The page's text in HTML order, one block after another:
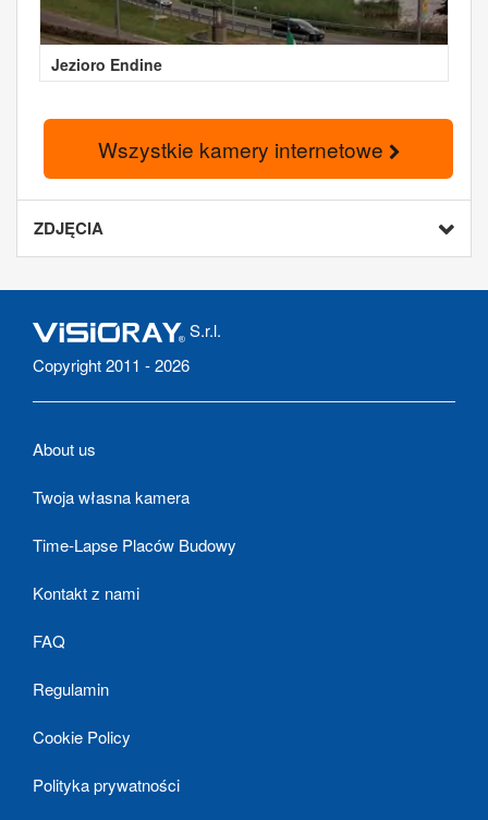
Jezioro Endine
Wszystkie kamery internetowe
ZDJĘCIA
S.r.l.
Copyright 2011 - 2026
About us
Twoja własna kamera
Time-Lapse Placów Budowy
Kontakt z nami
FAQ
Regulamin
Cookie Policy
Polityka prywatności